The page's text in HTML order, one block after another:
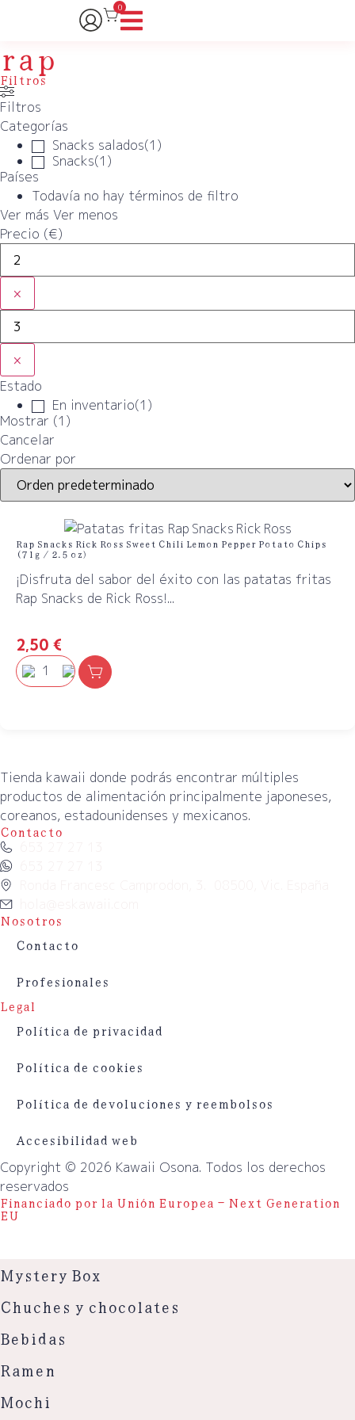
0
rap
Filtros
Filtros
Categorías
Snacks salados(1 )
Snacks(1 )
Países
Todavía no hay términos de filtro
Ver más Ver menos
Precio (€)
×
×
Estado
En inventario(1 )
Mostrar (1 )
Cancelar
Ordenar por
​Rap Snacks Rick Ross Sweet Chili Lemon Pepper Potato Chips
(71g / 2.5 oz)
¡Disfruta del sabor del éxito con las patatas fritas
Rap Snacks de Rick Ross!...
2,50 €
Tienda kawaii donde podrás encontrar múltiples
productos de alimentación principalmente japoneses,
coreanos, estadounidenses y mexicanos.
Contacto
Nosotros
Contacto
Profesionales
Legal
Política de privacidad
Política de cookies
Política de devoluciones y reembolsos
Accesibilidad web
Copyright © 2026 Kawaii Osona. Todos los derechos
reservados
Financiado por la Unión Europea – Next Generation
EU
Mystery Box
Chuches y chocolates
Bebidas
Ramen
Mochi